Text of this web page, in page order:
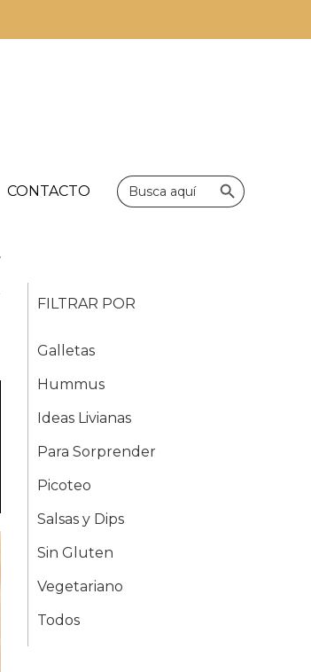
CONTACTO
Buscar: Botón de
FILTRAR POR
Galletas
Hummus
Ideas Livianas
Para Sorprender
Picoteo
Salsas y Dips
Sin Gluten
Vegetariano
Todos